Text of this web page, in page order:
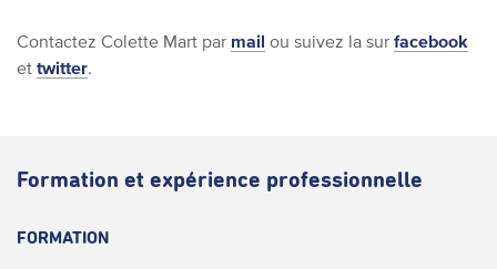
Contactez Colette Mart par mail ou suivez la sur facebook
et twitter.
Formation et expérience professionnelle
FORMATION